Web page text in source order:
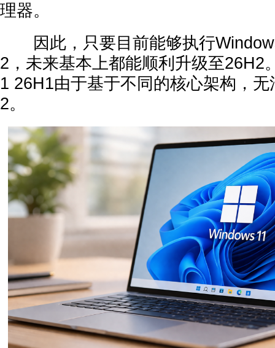
理器。
因此，只要目前能够执行
2，未来基本上都能顺利升级至26H2
1 26H1由于基于不同的核心架构，
2。